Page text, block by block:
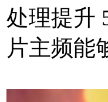
处理提升
片主频能